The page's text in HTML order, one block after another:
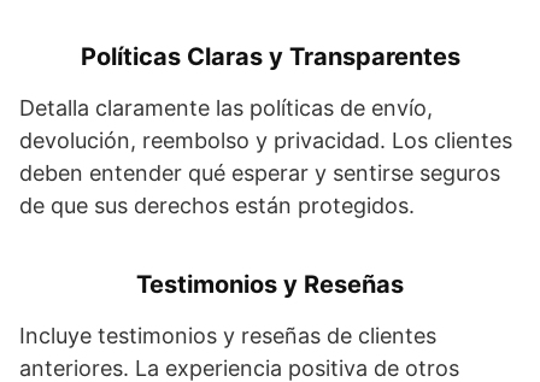
Políticas Claras y Transparentes
Detalla claramente las políticas de envío,
devolución, reembolso y privacidad. Los clientes
deben entender qué esperar y sentirse seguros
de que sus derechos están protegidos.
Testimonios y Reseñas
Incluye testimonios y reseñas de clientes
anteriores. La experiencia positiva de otros